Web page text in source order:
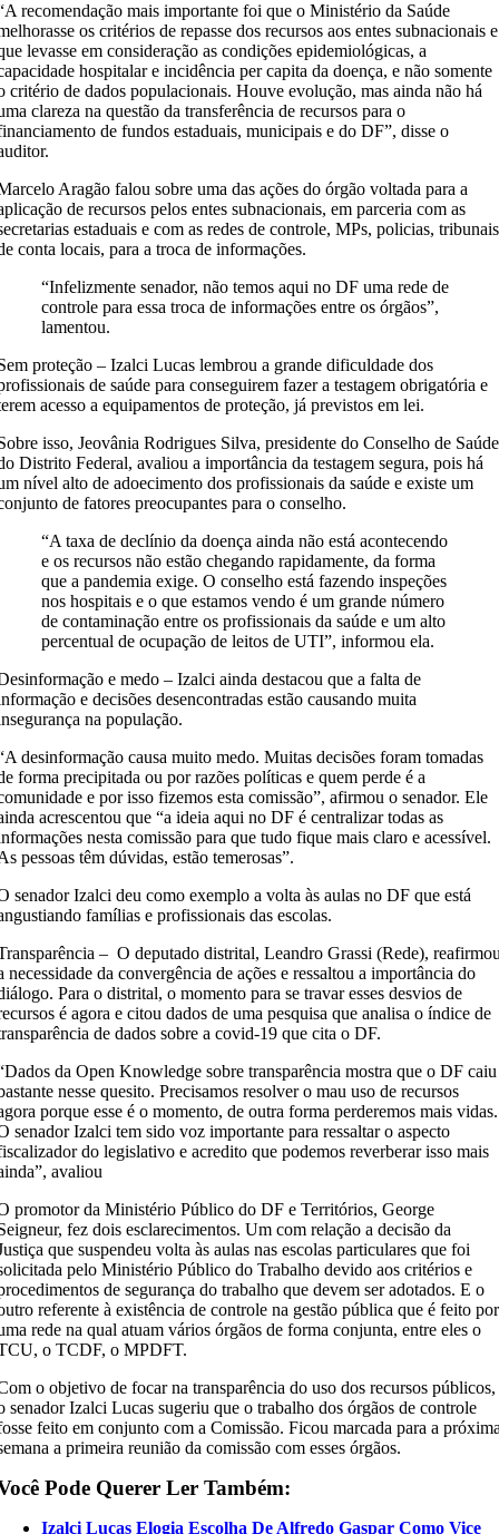
recomendação mais importante foi que o Ministério da Saúde
os critérios de repasse dos recursos aos entes subnacionais e
levasse em consideração as condições epidemiológicas, a
hospitalar e incidência per capita da doença, e não somente
critério de dados populacionais. Houve evolução, mas ainda não há
clareza na questão da transferência de recursos para o
de fundos estaduais, municipais e do DF”, disse o
Aragão falou sobre uma das ações do órgão voltada para a
de recursos pelos entes subnacionais, em parceria com as
estaduais e com as redes de controle, MPs, policias, tribunais
conta locais, para a troca de informações.
“Infelizmente senador, não temos aqui no DF uma rede de
controle para essa troca de informações entre os órgãos”,
lamentou.
proteção – Izalci Lucas lembrou a grande dificuldade dos
de saúde para conseguirem fazer a testagem obrigatória e
acesso a equipamentos de proteção, já previstos em lei.
isso, Jeovânia Rodrigues Silva, presidente do Conselho de Saúde
Distrito Federal, avaliou a importância da testagem segura, pois há
nível alto de adoecimento dos profissionais da saúde e existe um
de fatores preocupantes para o conselho.
“A taxa de declínio da doença ainda não está acontecendo
e os recursos não estão chegando rapidamente, da forma
que a pandemia exige. O conselho está fazendo inspeções
nos hospitais e o que estamos vendo é um grande número
de contaminação entre os profissionais da saúde e um alto
percentual de ocupação de leitos de UTI”, informou ela.
e medo – Izalci ainda destacou que a falta de
e decisões desencontradas estão causando muita
na população.
desinformação causa muito medo. Muitas decisões foram tomadas
forma precipitada ou por razões políticas e quem perde é a
e por isso fizemos esta comissão”, afirmou o senador. Ele
acrescentou que “a ideia aqui no DF é centralizar todas as
nesta comissão para que tudo fique mais claro e acessível.
pessoas têm dúvidas, estão temerosas”.
senador Izalci deu como exemplo a volta às aulas no DF que está
famílias e profissionais das escolas.
– O deputado distrital, Leandro Grassi (Rede),
necessidade da convergência de ações e ressaltou a importância do
Para o distrital, o momento para se travar esses desvios de
é agora e citou dados de uma pesquisa que analisa o índice de
de dados sobre a covid-19 que cita o DF.
da Open Knowledge sobre transparência mostra que o DF caiu
nesse quesito. Precisamos resolver o mau uso de recursos
porque esse é o momento, de outra forma perderemos mais vidas.
senador Izalci tem sido voz importante para ressaltar o aspecto
do legislativo e acredito que podemos reverberar isso mais
avaliou
promotor da Ministério Público do DF e Territórios, George
fez dois esclarecimentos. Um com relação a decisão da
que suspendeu volta às aulas nas escolas particulares que foi
pelo Ministério Público do Trabalho devido aos critérios e
de segurança do trabalho que devem ser adotados. E o
referente à existência de controle na gestão pública que é feito por
rede na qual atuam vários órgãos de forma conjunta, entre eles o
o TCDF, o MPDFT.
o objetivo de focar na transparência do uso dos recursos públicos,
senador Izalci Lucas sugeriu que o trabalho dos órgãos de controle
feito em conjunto com a Comissão. Ficou marcada para a
a primeira reunião da comissão com esses órgãos.
Pode Querer Ler Também:
Izalci Lucas Elogia Escolha De Alfredo Gaspar Como Vice